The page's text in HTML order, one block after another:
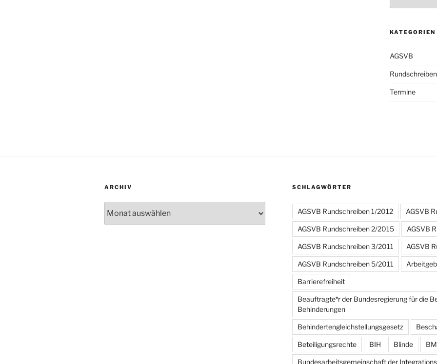
KATEGORIEN
AGSVB
Rundschreiben
Termine
ARCHIV SCHLAGWÖRTER
AGSVB Rundschreiben 1/2012 AGSVB
AGSVB Rundschreiben 2/2015 AGSVB
AGSVB Rundschreiben 3/2011 AGSVB
AGSVB Rundschreiben 5/2011
Barrierefreiheit
Beauftragte*r der Bundesregierung für die
Behinderungen
Behindertengleichstellungsgesetz
Beteiligungsrechte BIH Blinde
Bundesarbeitsgemeinschaft der